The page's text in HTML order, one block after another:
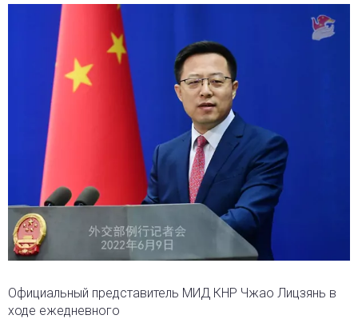
Официальный представитель МИД КНР Чжао Лицзянь в
ходе ежедневного